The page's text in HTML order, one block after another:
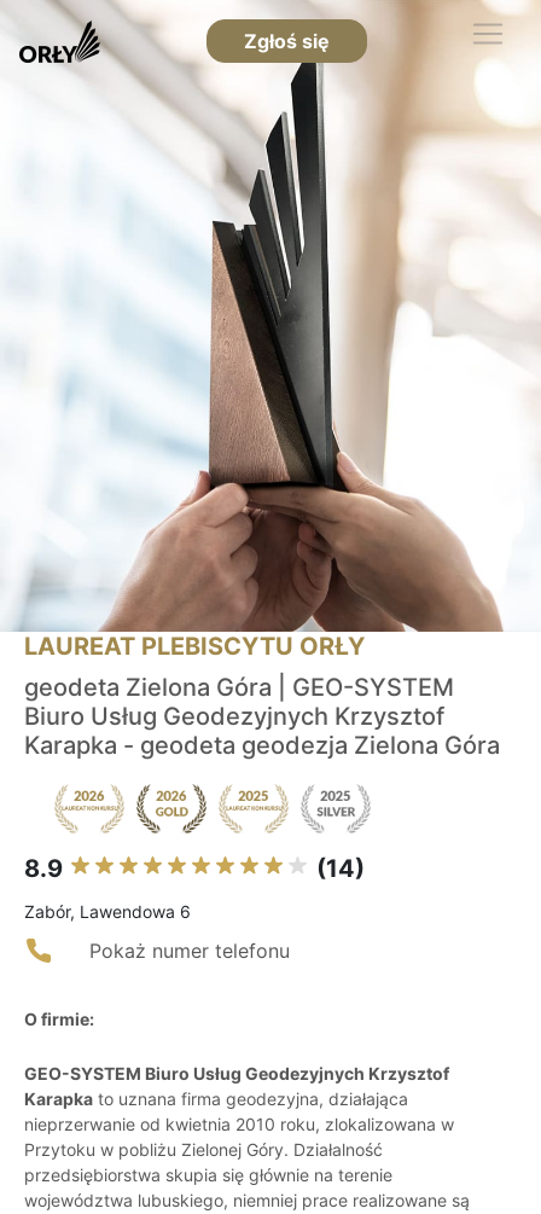
Zgłoś się
LAUREAT PLEBISCYTU ORŁY
geodeta Zielona Góra | GEO-SYSTEM
Biuro Usług Geodezyjnych Krzysztof
Karapka - geodeta geodezja Zielona Góra
8.9 (14)
Zabór, Lawendowa 6
Pokaż numer telefonu
O firmie:
GEO-SYSTEM Biuro Usług Geodezyjnych Krzysztof
Karapka to uznana firma geodezyjna, działająca
nieprzerwanie od kwietnia 2010 roku, zlokalizowana w
Przytoku w pobliżu Zielonej Góry. Działalność
przedsiębiorstwa skupia się głównie na terenie
województwa lubuskiego, niemniej prace realizowane są